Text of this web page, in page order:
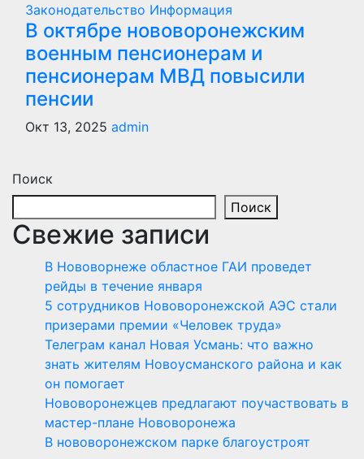
Законодательство Информация
В октябре нововоронежским
военным пенсионерам и
пенсионерам МВД повысили
пенсии
Окт 13, 2025 admin
Поиск
Поиск
Свежие записи
В Нововорнеже областное ГАИ проведет
рейды в течение января
5 сотрудников Нововоронежской АЭС стали
призерами премии «Человек труда»
Телеграм канал Новая Усмань: что важно
знать жителям Новоусманского района и как
он помогает
Нововоронежцев предлагают поучаствовать в
мастер-плане Нововоронежа
В нововоронежском парке благоустроят